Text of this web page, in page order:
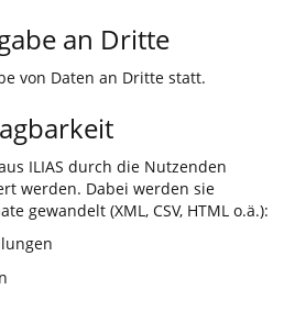
an Dritte
von Daten an Dritte statt.
ILIAS durch die Nutzenden
werden. Dabei werden sie
gewandelt (XML, CSV, HTML o.ä.):